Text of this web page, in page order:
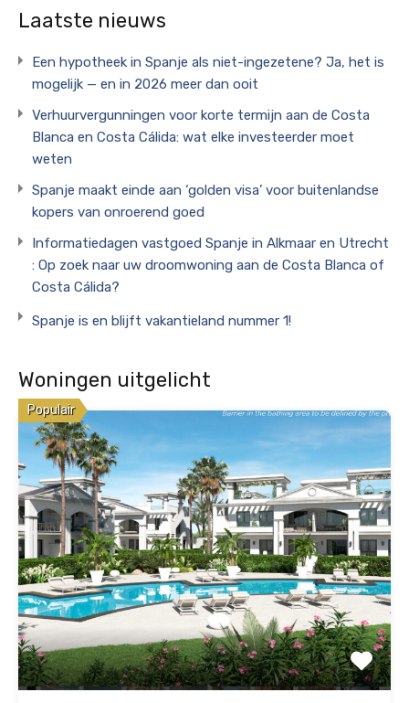
Laatste nieuws
Een hypotheek in Spanje als niet-ingezetene? Ja, het is
mogelijk — en in 2026 meer dan ooit
Verhuurvergunningen voor korte termijn aan de Costa
Blanca en Costa Cálida: wat elke investeerder moet
weten
Spanje maakt einde aan ‘golden visa’ voor buitenlandse
kopers van onroerend goed
Informatiedagen vastgoed Spanje in Alkmaar en Utrecht
: Op zoek naar uw droomwoning aan de Costa Blanca of
Costa Cálida?
Spanje is en blijft vakantieland nummer 1!
Woningen uitgelicht
Populair